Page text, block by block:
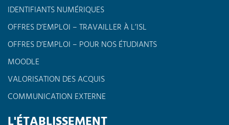
IDENTIFIANTS NUMÉRIQUES
OFFRES D’EMPLOI – TRAVAILLER À L’ISL
OFFRES D’EMPLOI – POUR NOS ÉTUDIANTS
MOODLE
VALORISATION DES ACQUIS
COMMUNICATION EXTERNE